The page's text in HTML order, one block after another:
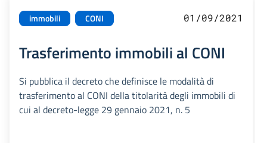
immobili CONI 01/09/2021
Trasferimento immobili al CONI
Si pubblica il decreto che definisce le modalità di
trasferimento al CONI della titolarità degli immobili di
cui al decreto-legge 29 gennaio 2021, n. 5